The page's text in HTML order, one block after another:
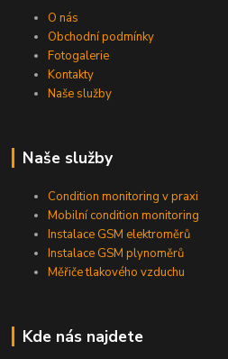
O nás
Obchodní podmínky
Fotogalerie
Kontakty
Naše služby
Naše služby
Condition monitoring v praxi
Mobilní condition monitoring
Instalace GSM elektroměrů
Instalace GSM plynoměrů
Měřiče tlakového vzduchu
Kde nás najdete